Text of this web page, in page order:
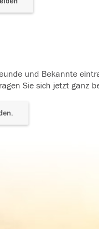
und Bekannte
Sie sich jetzt ganz